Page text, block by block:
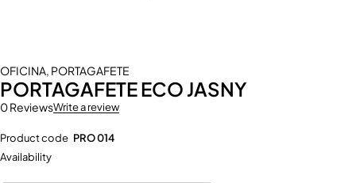
OFICINA, PORTAGAFETE
PORTAGAFETE ECO JASNY
0 ReviewsWrite a review
Product code PRO 014
Availability